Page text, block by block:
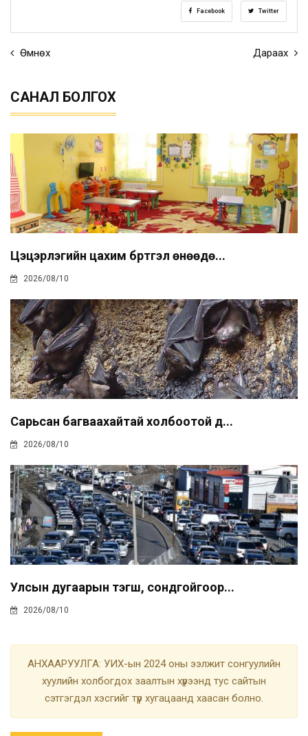
Facebook Twitter
Өмнөх Дараах
САНАЛ БОЛГОХ
Цэцэрлэгийн цахим бүртгэл өнөөдө...
2026/08/10
Сарьсан багваахайтай холбоотой д...
2026/08/10
Улсын дугаарын тэгш, сондгойгоор...
2026/08/10
АНХААРУУЛГА: УИХ-ын 2024 оны ээлжит сонгуулийн
хуулийн холбогдох заалтын хүрээнд тус сайтын
сэтгэгдэл хэсгийг түр хугацаанд хаасан болно.